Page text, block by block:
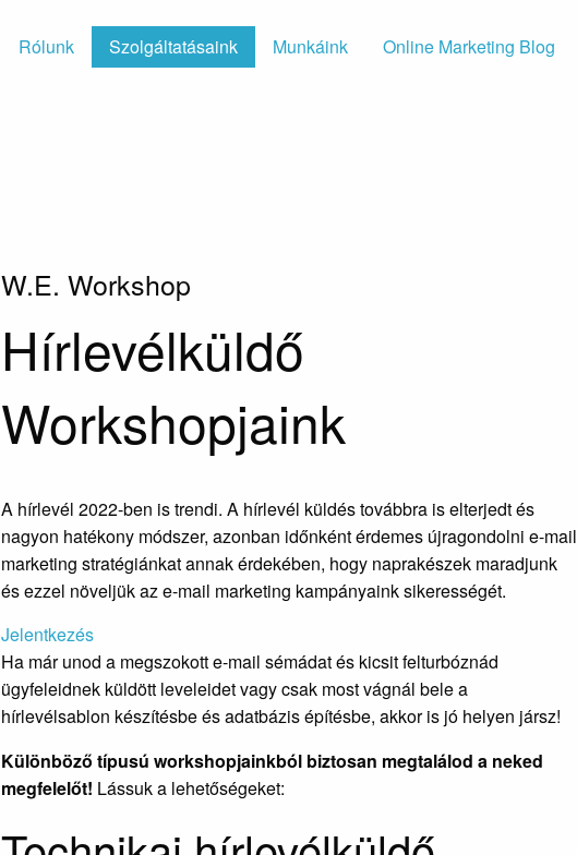
Rólunk Szolgáltatásaink Munkáink Online Marketing Blog
W.E. Workshop
Hírlevélküldő
Workshopjaink
A hírlevél 2022-ben is trendi. A hírlevél küldés továbbra is elterjedt és
nagyon hatékony módszer, azonban időnként érdemes újragondolni e-mail
marketing stratégiánkat annak érdekében, hogy naprakészek maradjunk
és ezzel növeljük az e-mail marketing kampányaink sikerességét.
Jelentkezés
Ha már unod a megszokott e-mail sémádat és kicsit felturbóznád
ügyfeleidnek küldött leveleidet vagy csak most vágnál bele a
hírlevélsablon készítésbe és adatbázis építésbe, akkor is jó helyen jársz!
Különböző típusú workshopjainkból biztosan megtalálod a neked
megfelelőt! Lássuk a lehetőségeket: